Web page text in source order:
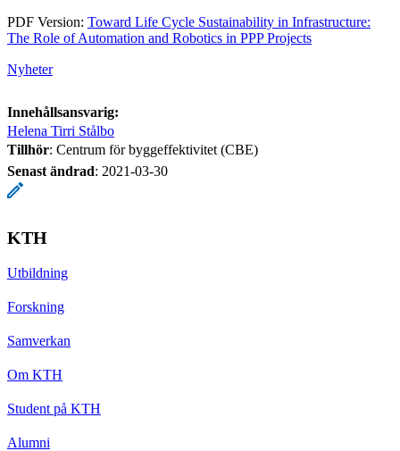
PDF Version: Toward Life Cycle Sustainability in Infrastructure:
The Role of Automation and Robotics in PPP Projects
Nyheter
Innehållsansvarig:
Helena Tirri Stålbo
Tillhör: Centrum för byggeffektivitet (CBE)
Senast ändrad: 2021-03-30
KTH
Utbildning
Forskning
Samverkan
Om KTH
Student på KTH
Alumni